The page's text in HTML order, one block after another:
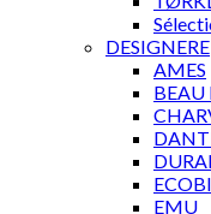
DESIGNERE
AMES
BEAU
EMU